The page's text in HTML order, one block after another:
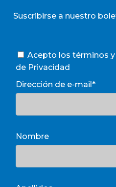
Suscribirse a nuestro
Acepto los términos
de Privacidad
Dirección de e-mail*
Nombre